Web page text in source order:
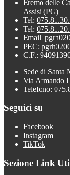
Eremo delle
Assisi (PG)
Tel:
Tel:
Email:
PEC:
C.F.:
Sede di Santa
Via Armando
Telefono:
Seguici su
Facebook
Instagram
TikTok
Sezione Link